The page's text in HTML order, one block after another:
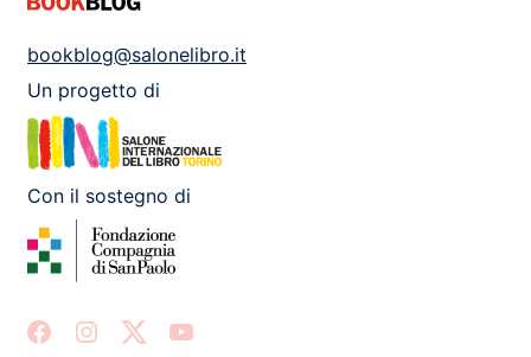
articoli
bookblog@salonelibro.it
Un progetto di
Con il sostegno di
FacebookInstagram